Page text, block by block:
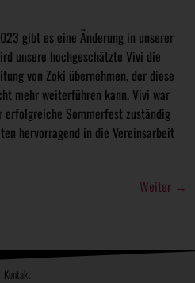
gibt es eine Änderung in unserer
unsere hochgeschätzte Vivi die
von Zoki übernehmen, der diese
mehr weiterführen kann. Vivi war
Sommerfest zuständig
hervorragend in die Vereinsarbeit
Weiter →
Kontakt